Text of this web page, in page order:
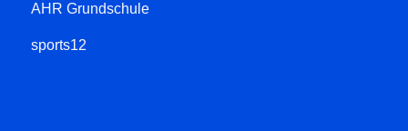
AHR Grundschule
sports12